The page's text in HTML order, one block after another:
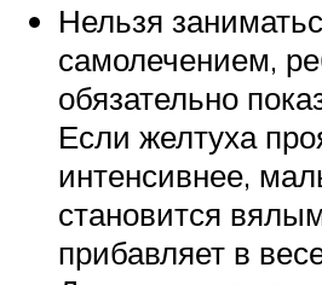
Нельзя
самолечением,
обязательно
Если желтуха
интенсивнее,
становится
прибавляет в